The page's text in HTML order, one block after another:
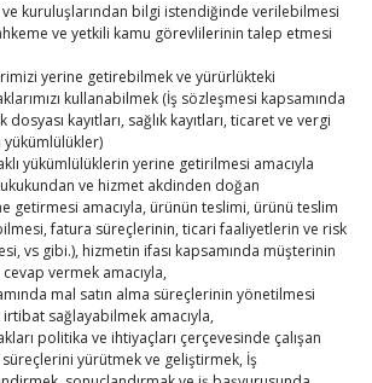
kuruluşlarından bilgi istendiğinde verilebilmesi
ve yetkili kamu görevlilerinin talep etmesi
yerine getirebilmek ve yürürlükteki
kullanabilmek (İş sözleşmesi kapsamında
kayıtları, sağlık kayıtları, ticaret ve vergi
yükümlülükler)
yükümlülüklerin yerine getirilmesi amacıyla
ve hizmet akdinden doğan
getirmesi amacıyla, ürünün teslimi, ürünü teslim
fatura süreçlerinin, ticari faaliyetlerin ve risk
vs gibi.), hizmetin ifası kapsamında müşterinin
vermek amacıyla,
mal satın alma süreçlerinin yönetilmesi
irtibat sağlayabilmek amacıyla,
politika ve ihtiyaçları çerçevesinde çalışan
yürütmek ve geliştirmek, İş
12 13 14 15
16
19 21 22
23
26 27 28 29
30
« Tem
Dergisi